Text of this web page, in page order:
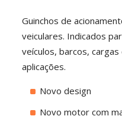
Guinchos de
veiculares. Indicados
veículos, barcos,
aplicações.
Novo design
Novo motor com